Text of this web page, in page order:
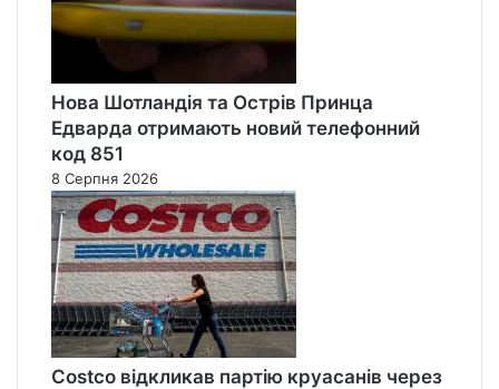
Нова Шотландія та Острів Принца
Едварда отримають новий телефонний
код 851
8 Серпня 2026
Costco відкликав партію круасанів через